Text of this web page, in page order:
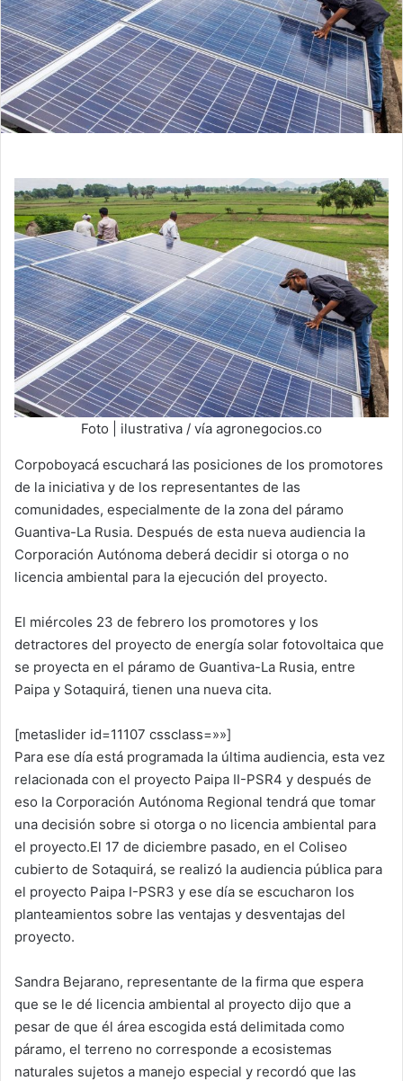
Foto | ilustrativa / vía agronegocios.co
Corpoboyacá escuchará las posiciones de los promotores
de la iniciativa y de los representantes de las
comunidades, especialmente de la zona del páramo
Guantiva-La Rusia. Después de esta nueva audiencia la
Corporación Autónoma deberá decidir si otorga o no
licencia ambiental para la ejecución del proyecto.
El miércoles 23 de febrero los promotores y los
detractores del proyecto de energía solar fotovoltaica que
se proyecta en el páramo de Guantiva-La Rusia, entre
Paipa y Sotaquirá, tienen una nueva cita.
[metaslider id=11107 cssclass=»»]
Para ese día está programada la última audiencia, esta vez
relacionada con el proyecto Paipa II-PSR4 y después de
eso la Corporación Autónoma Regional tendrá que tomar
una decisión sobre si otorga o no licencia ambiental para
el proyecto.El 17 de diciembre pasado, en el Coliseo
cubierto de Sotaquirá, se realizó la audiencia pública para
el proyecto Paipa I-PSR3 y ese día se escucharon los
planteamientos sobre las ventajas y desventajas del
proyecto.
Sandra Bejarano, representante de la firma que espera
que se le dé licencia ambiental al proyecto dijo que a
pesar de que él área escogida está delimitada como
páramo, el terreno no corresponde a ecosistemas
naturales sujetos a manejo especial y recordó que las